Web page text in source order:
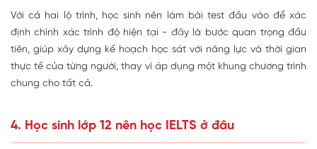
Với cả hai lộ trình, học sinh nên làm bài test đầu vào để xác
định chính xác trình độ hiện tại - đây là bước quan trọng đầu
tiên, giúp xây dựng kế hoạch học sát với năng lực và thời gian
thực tế của từng người, thay vì áp dụng một khung chương trình
chung cho tất cả.
4. Học sinh lớp 12 nên học IELTS ở đâu